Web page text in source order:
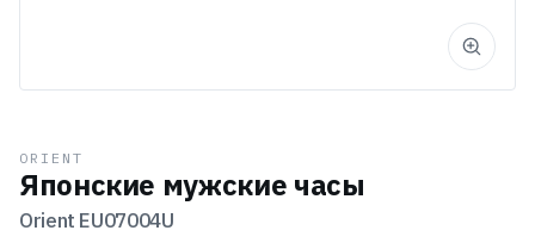
ORIENT
Японские мужские часы
Orient EU07004U